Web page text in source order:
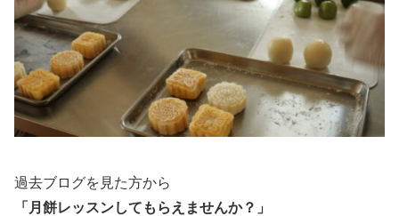
過去ブログを見た方から
「月餅レッスンしてもらえませんか？」